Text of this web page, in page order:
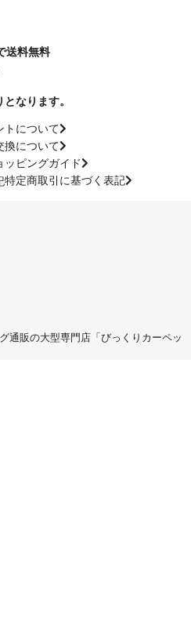
送料無料
なります。
トについて
換について
ッピングガイド
特定商取引に基づく表記
通販の大型専門店「びっくりカーペッ